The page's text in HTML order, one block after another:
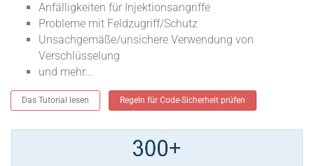
Anfälligkeiten für Injektionsangriffe
Probleme mit Feldzugriff/Schutz
Unsachgemäße/unsichere Verwendung von
Verschlüsselung
und mehr...
Das Tutorial lesen Regeln für Code-Sicherheit prüfen